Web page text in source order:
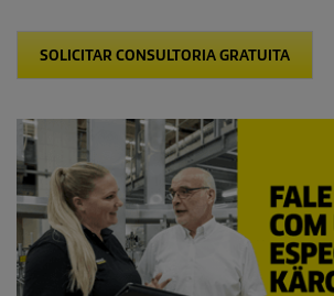
SOLICITAR CONSULTORIA GRATUITA